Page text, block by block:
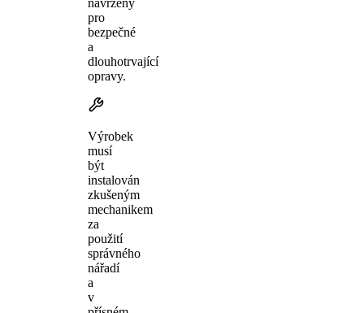
pro
bezpečné
a
dlouhotrvající
opravy.
Výrobek
musí
být
instalován
zkušeným
mechanikem
za
použití
správného
nářadí
a
v